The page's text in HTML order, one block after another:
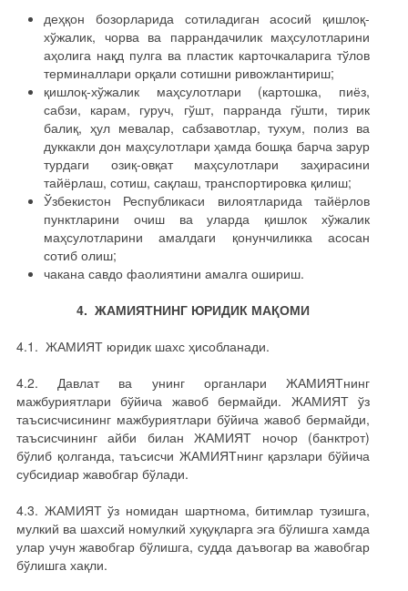
деҳқон бозорларида сотиладиган асосий қишлоқ-
хўжалик, чорва ва паррандачилик маҳсулотларини
аҳолига нақд пулга ва пластик карточкаларига тўлов
терминаллари орқали сотишни ривожлантириш;
қишлоқ-хўжалик маҳсулотлари (картошка, пиёз,
сабзи, карам, гуруч, гўшт, парранда гўшти, тирик
балиқ, ҳул мевалар, сабзавотлар, тухум, полиз ва
дуккакли дон маҳсулотлари ҳамда бошқа барча зарур
турдаги озиқ-овқат маҳсулотлари заҳирасини
тайёрлаш, сотиш, сақлаш, транспортировка қилиш;
Ўзбекистон Республикаси вилоятларида тайёрлов
пунктларини очиш ва уларда қишлок хўжалик
маҳсулотларини амалдаги қонунчиликка асосан
сотиб олиш;
чакана савдо фаолиятини амалга ошириш.
4. ЖАМИЯТНИНГ ЮРИДИК МАҚОМИ
4.1. ЖАМИЯТ юридик шахс ҳисобланади.
4.2. Давлат ва унинг органлари ЖАМИЯТнинг
мажбуриятлари бўйича жавоб бермайди. ЖАМИЯТ ўз
таъсисчисининг мажбуриятлари бўйича жавоб бермайди,
таъсисчининг айби билан ЖАМИЯТ ночор (банктрот)
бўлиб қолганда, таъсисчи ЖАМИЯТнинг қарзлари бўйича
субсидиар жавобгар бўлади.
4.3. ЖАМИЯТ ўз номидан шартнома, битимлар тузишга,
мулкий ва шахсий номулкий хуқуқларга эга бўлишга хамда
улар учун жавобгар бўлишга, судда даъвогар ва жавобгар
бўлишга хақли.